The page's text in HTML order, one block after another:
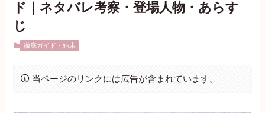
ド｜ネタバレ考察・登場人物・あらす
じ
徹底ガイド・結末
当ページのリンクには広告が含まれています。